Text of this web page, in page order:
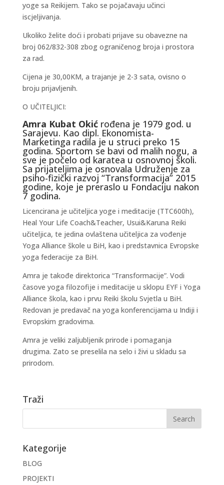
yoge sa Reikijem. Tako se pojačavaju učinci
iscjeljivanja.
Ukoliko želite doći i probati prijave su obavezne na
broj 062/832-308 zbog ograničenog broja i prostora
za rad.
Cijena je 30,00KM, a trajanje je 2-3 sata, ovisno o
broju prijavljenih.
O UČITELJICI:
Amra Kubat Okićrođena je 1979 god. u
Sarajevu. Kao dipl. Ekonomista-
Marketinga radila je u struci preko 15
godina. Sportom se bavi od malih nogu, a
sve je počelo od karatea u osnovnoj školi.
Sa prijateljima je osnovala Udruženje za
psiho-fizički razvoj “Transformacija” 2015
godine, koje je preraslo u Fondaciju nakon
7 godina.
Licencirana je učiteljica yoge i meditacije (TTC600h),
Heal Your Life Coach&Teacher, Usui&Karuna Reiki
učiteljica, te jedina ovlaštena učiteljica za vođenje
Yoga Alliance škole u BiH, kao i predstavnica Evropske
yoga federacije za BiH.
Amra je takođe direktorica “Transformacije”. Vodi
časove yoga filozofije i meditacije u sklopu EYF i Yoga
Alliance škola, kao i prvu Reiki školu Svjetla u BiH.
Redovan je predavač na yoga konferencijama u Indiji i
Evropskim gradovima.
Amra je veliki zaljubljenik prirode i pomaganja
drugima. Zato se preselila na selo i živi u skladu sa
prirodom.
Traži
Kategorije
BLOG
PROJEKTI